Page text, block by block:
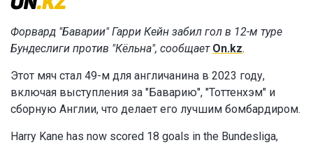
Форвард "Баварии" Гарри Кейн забил гол в 12-м туре
Бундеслиги против "Кёльна", сообщает On.kz.
Этот мяч стал 49-м для англичанина в 2023 году,
включая выступления за "Баварию", "Тоттенхэм" и
сборную Англии, что делает его лучшим бомбардиром.
Harry Kane has now scored 18 goals in the Bundesliga,